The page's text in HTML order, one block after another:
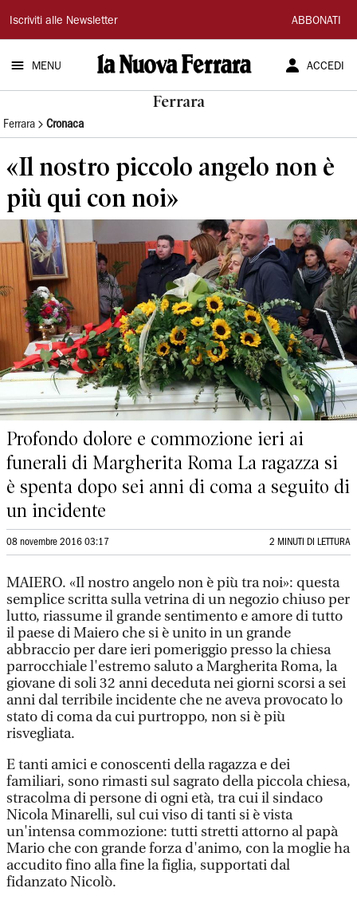
La
Nuova
Ferrara
Iscriviti alle Newsletter ABBONATI
MENU ACCEDI
Ferrara
Ferrara Cronaca
«Il nostro piccolo angelo non è
più qui con noi»
Profondo dolore e commozione ieri ai
funerali di Margherita Roma La ragazza si
è spenta dopo sei anni di coma a seguito di
un incidente
08 novembre 2016 03:17 2 MINUTI DI LETTURA
MAIERO. «Il nostro angelo non è più tra noi»: questa
semplice scritta sulla vetrina di un negozio chiuso per
lutto, riassume il grande sentimento e amore di tutto
il paese di Maiero che si è unito in un grande
abbraccio per dare ieri pomeriggio presso la chiesa
parrocchiale l'estremo saluto a Margherita Roma, la
giovane di soli 32 anni deceduta nei giorni scorsi a sei
anni dal terribile incidente che ne aveva provocato lo
stato di coma da cui purtroppo, non si è più
risvegliata.
E tanti amici e conoscenti della ragazza e dei
familiari, sono rimasti sul sagrato della piccola chiesa,
stracolma di persone di ogni età, tra cui il sindaco
Nicola Minarelli, sul cui viso di tanti si è vista
un'intensa commozione: tutti stretti attorno al papà
Mario che con grande forza d'animo, con la moglie ha
accudito fino alla fine la figlia, supportati dal
fidanzato Nicolò.